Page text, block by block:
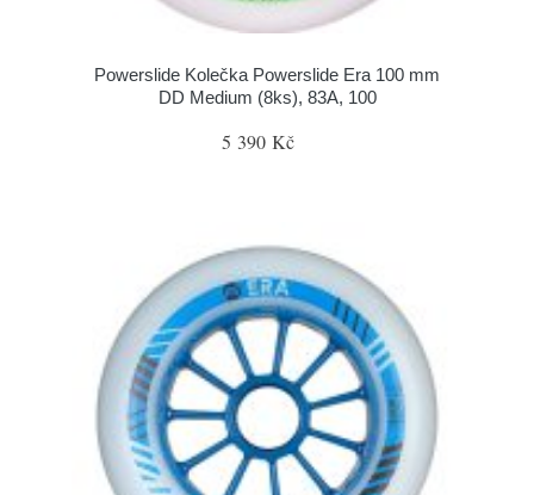
Powerslide Kolečka Powerslide Era 100 mm
DD Medium (8ks), 83A, 100
5 390 Kč